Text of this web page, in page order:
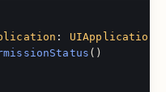
: UIApplication
()